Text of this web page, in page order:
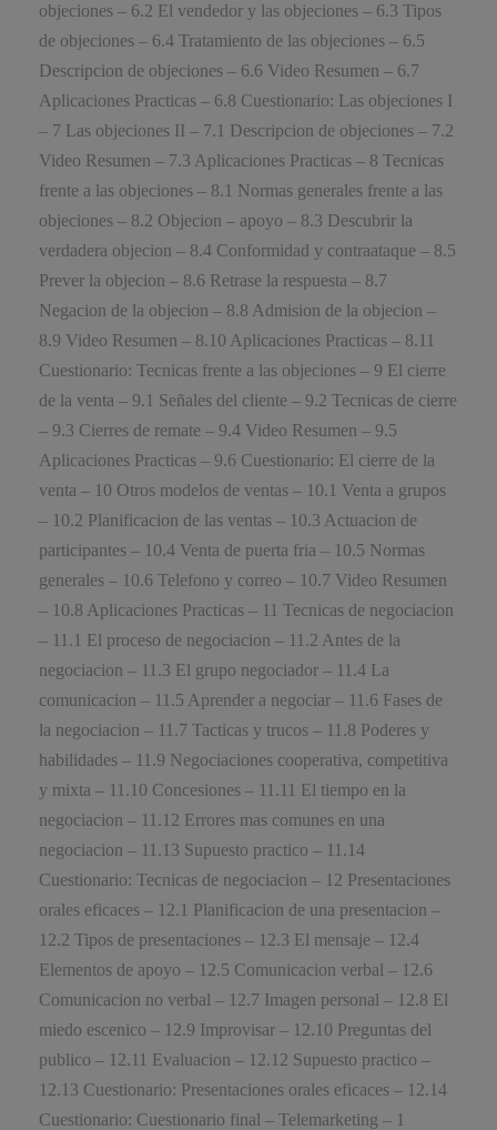
objeciones – 6.2 El vendedor y las objeciones – 6.3 Tipos
de objeciones – 6.4 Tratamiento de las objeciones – 6.5
Descripcion de objeciones – 6.6 Video Resumen – 6.7
Aplicaciones Practicas – 6.8 Cuestionario: Las objeciones I
– 7 Las objeciones II – 7.1 Descripcion de objeciones – 7.2
Video Resumen – 7.3 Aplicaciones Practicas – 8 Tecnicas
frente a las objeciones – 8.1 Normas generales frente a las
objeciones – 8.2 Objecion – apoyo – 8.3 Descubrir la
verdadera objecion – 8.4 Conformidad y contraataque – 8.5
Prever la objecion – 8.6 Retrase la respuesta – 8.7
Negacion de la objecion – 8.8 Admision de la objecion –
8.9 Video Resumen – 8.10 Aplicaciones Practicas – 8.11
Cuestionario: Tecnicas frente a las objeciones – 9 El cierre
de la venta – 9.1 Señales del cliente – 9.2 Tecnicas de cierre
– 9.3 Cierres de remate – 9.4 Video Resumen – 9.5
Aplicaciones Practicas – 9.6 Cuestionario: El cierre de la
venta – 10 Otros modelos de ventas – 10.1 Venta a grupos
– 10.2 Planificacion de las ventas – 10.3 Actuacion de
participantes – 10.4 Venta de puerta fria – 10.5 Normas
generales – 10.6 Telefono y correo – 10.7 Video Resumen
– 10.8 Aplicaciones Practicas – 11 Tecnicas de negociacion
– 11.1 El proceso de negociacion – 11.2 Antes de la
negociacion – 11.3 El grupo negociador – 11.4 La
comunicacion – 11.5 Aprender a negociar – 11.6 Fases de
la negociacion – 11.7 Tacticas y trucos – 11.8 Poderes y
habilidades – 11.9 Negociaciones cooperativa, competitiva
y mixta – 11.10 Concesiones – 11.11 El tiempo en la
negociacion – 11.12 Errores mas comunes en una
negociacion – 11.13 Supuesto practico – 11.14
Cuestionario: Tecnicas de negociacion – 12 Presentaciones
orales eficaces – 12.1 Planificacion de una presentacion –
12.2 Tipos de presentaciones – 12.3 El mensaje – 12.4
Elementos de apoyo – 12.5 Comunicacion verbal – 12.6
Comunicacion no verbal – 12.7 Imagen personal – 12.8 El
miedo escenico – 12.9 Improvisar – 12.10 Preguntas del
publico – 12.11 Evaluacion – 12.12 Supuesto practico –
12.13 Cuestionario: Presentaciones orales eficaces – 12.14
Cuestionario: Cuestionario final – Telemarketing – 1